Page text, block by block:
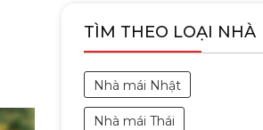
TÌM THEO LOẠI NHÀ
Nhà mái Nhật
Nhà mái Thái